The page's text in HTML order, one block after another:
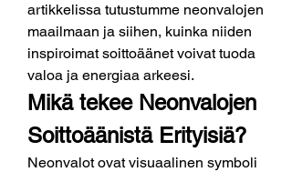
artikkelissa tutustumme neonvalojen
maailmaan ja siihen, kuinka niiden
inspiroimat soittoäänet voivat tuoda
valoa ja energiaa arkeesi.
Mikä tekee Neonvalojen
Soittoäänistä Erityisiä?
Neonvalot ovat visuaalinen symboli